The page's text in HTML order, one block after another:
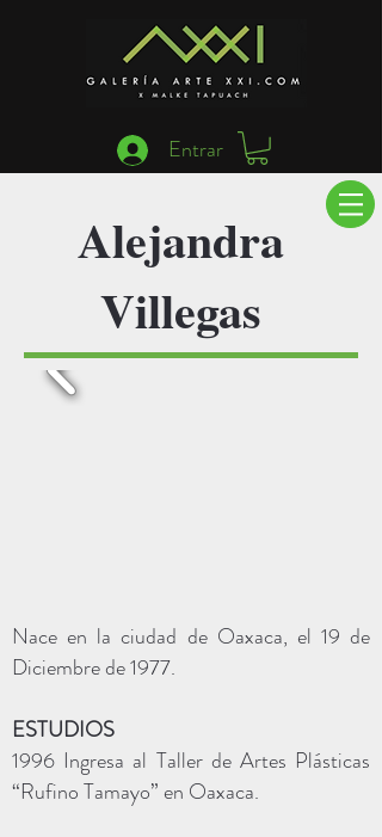
Entrar
Alejandra
Villegas
Nace en la ciudad de Oaxaca, el 19 de
Diciembre de 1977.
ESTUDIOS
1996 Ingresa al Taller de Artes Plásticas
“Rufino Tamayo” en Oaxaca.